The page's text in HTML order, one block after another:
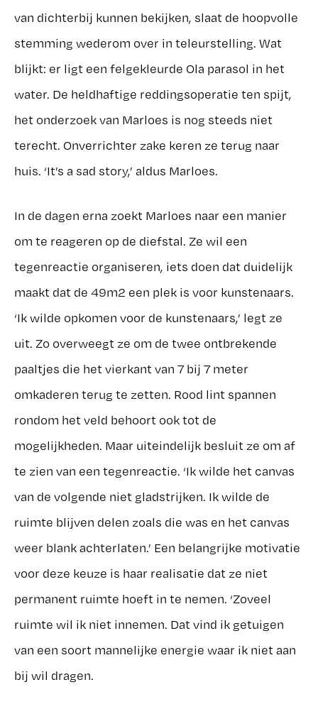
van dichterbij kunnen bekijken, slaat de hoopvolle
stemming wederom over in teleurstelling. Wat
blijkt: er ligt een felgekleurde Ola parasol in het
water. De heldhaftige reddingsoperatie ten spijt,
het onderzoek van Marloes is nog steeds niet
terecht. Onverrichter zake keren ze terug naar
huis. ‘It’s a sad story,’ aldus Marloes.
In de dagen erna zoekt Marloes naar een manier
om te reageren op de diefstal. Ze wil een
tegenreactie organiseren, iets doen dat duidelijk
maakt dat de 49m2 een plek is voor kunstenaars.
‘Ik wilde opkomen voor de kunstenaars,’ legt ze
uit. Zo overweegt ze om de twee ontbrekende
paaltjes die het vierkant van 7 bij 7 meter
omkaderen terug te zetten. Rood lint spannen
rondom het veld behoort ook tot de
mogelijkheden. Maar uiteindelijk besluit ze om af
te zien van een tegenreactie. ‘Ik wilde het canvas
van de volgende niet gladstrijken. Ik wilde de
ruimte blijven delen zoals die was en het canvas
weer blank achterlaten.’ Een belangrijke motivatie
voor deze keuze is haar realisatie dat ze niet
permanent ruimte hoeft in te nemen. ‘Zoveel
ruimte wil ik niet innemen. Dat vind ik getuigen
van een soort mannelijke energie waar ik niet aan
bij wil dragen.